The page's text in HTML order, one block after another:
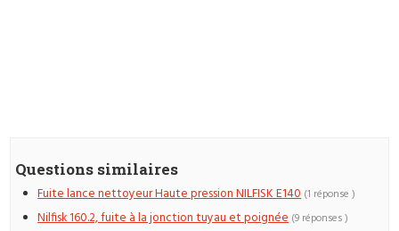
Questions similaires
Fuite lance nettoyeur Haute pression NILFISK E140 (1 réponse )
Nilfisk 160.2, fuite à la jonction tuyau et poignée (9 réponses )